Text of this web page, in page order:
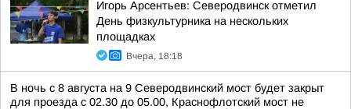
Игорь Арсентьев: Северодвинск отметил
День физкультурника на нескольких
площадках
Вчера, 18:18
В ночь с 8 августа на 9 Северодвинский мост будет закрыт
для проезда с 02.30 до 05.00, Краснофлотский мост не